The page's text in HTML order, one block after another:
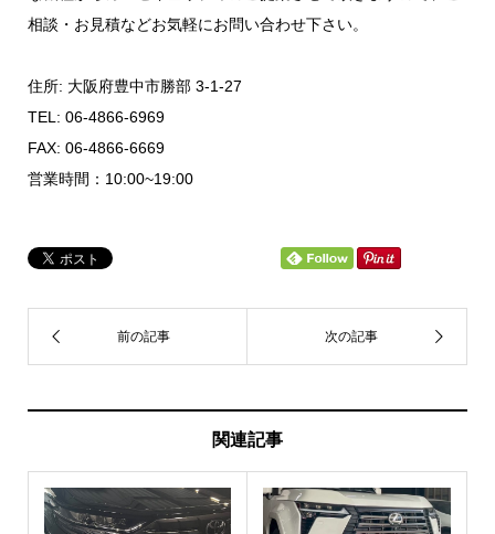
相談・お見積などお気軽にお問い合わせ下さい。
住所: 大阪府豊中市勝部 3-1-27
TEL: 06-4866-6969
FAX: 06-4866-6669
営業時間：10:00~19:00
関連記事